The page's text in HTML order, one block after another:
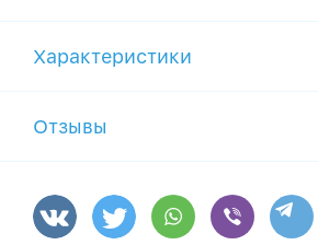
Характеристики
Отзывы